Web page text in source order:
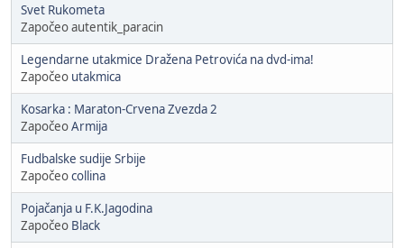
Svet Rukometa
Započeo autentik_paracin
Legendarne utakmice Dražena Petrovića na dvd-ima!
Započeo utakmica
Kosarka : Maraton-Crvena Zvezda 2
ZapočeoArmija
Fudbalske sudije Srbije
Započeocollina
Pojačanja u F.K.Jagodina
Započeo Black